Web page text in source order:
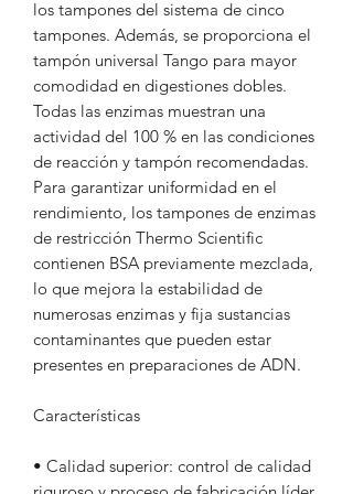
los tampones del sistema de cinco
tampones. Además, se proporciona el
tampón universal Tango para mayor
comodidad en digestiones dobles.
Todas las enzimas muestran una
actividad del 100 % en las condiciones
de reacción y tampón recomendadas.
Para garantizar uniformidad en el
rendimiento, los tampones de enzimas
de restricción Thermo Scientific
contienen BSA previamente mezclada,
lo que mejora la estabilidad de
numerosas enzimas y fija sustancias
contaminantes que pueden estar
presentes en preparaciones de ADN.
Características
• Calidad superior: control de calidad